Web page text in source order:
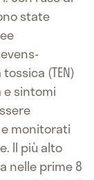
state
(TEN)
e sintomi
monitorati
Il più alto
nelle prime 8